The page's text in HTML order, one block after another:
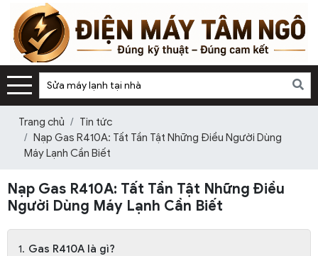
Trang chủ
Tin tức
Nạp Gas R410A: Tất Tần Tật Những Điều Người Dùng
Máy Lạnh Cần Biết
Nạp Gas R410A: Tất Tần Tật Những Điều
Người Dùng Máy Lạnh Cần Biết
Gas R410A là gì?